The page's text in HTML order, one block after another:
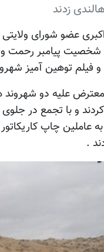
زدند
عضو شورای
شخصیت پیامبر رحمت
و فیلم توهین آمیز
علیه دو
و با تجمع در
عاملین چاپ
.